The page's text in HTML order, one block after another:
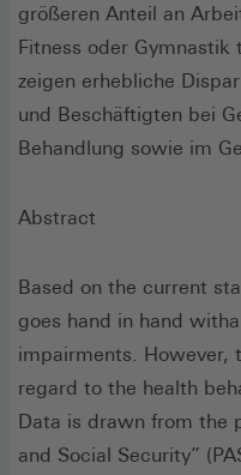
größeren Anteil an
Fitness oder
zeigen erhebliche
und Beschäftigten bei
Behandlung sowie im
Abstract
Based on the current
goes hand in hand
impairments. However,
regard to the health
Data is drawn from the
and Social Security”